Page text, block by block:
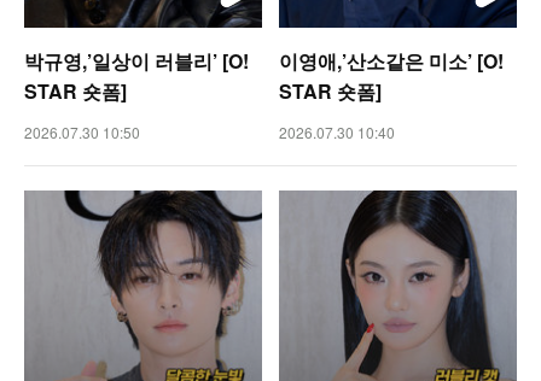
박규영,’일상이 러블리’ [O!
STAR 숏폼]
2026.07.30 10:50
이영애,’산소같은 미소’ [O!
STAR 숏폼]
2026.07.30 10:40